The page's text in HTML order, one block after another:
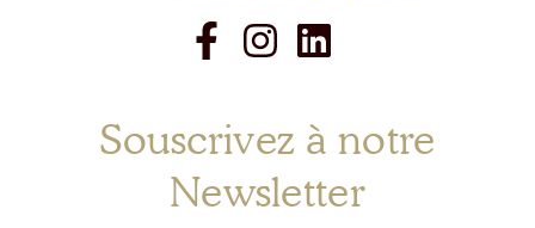
Souscrivez à notre
Newsletter